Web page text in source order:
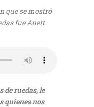
que se mostró
fue Anett
de ruedas, le
quienes nos